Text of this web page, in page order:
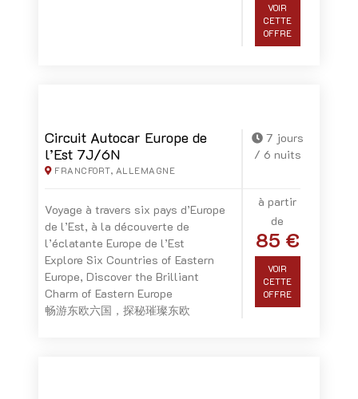
VOIR
CETTE
OFFRE
Circuit Autocar Europe de
l’Est 7J/6N
FRANCFORT, ALLEMAGNE
7 jours
/ 6 nuits
Voyage à travers six pays d’Europe
de l’Est, à la découverte de
l’éclatante Europe de l’Est
Explore Six Countries of Eastern
Europe, Discover the Brilliant
Charm of Eastern Europe
畅游东欧六国，探秘璀璨东欧
à partir
de
85 €
VOIR
CETTE
OFFRE